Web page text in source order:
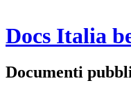
Docs Italia
Documenti